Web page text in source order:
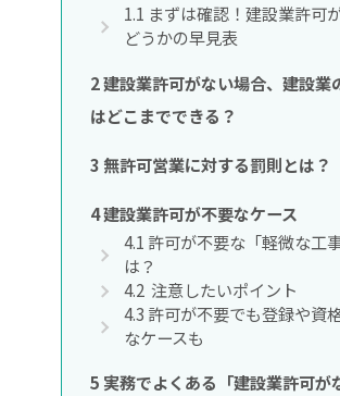
1.1 まずは確認！建設業許可
どうかの早見表
2建設業許可がない場合、建設業
はどこまでできる？
3 無許可営業に対する罰則とは？
4建設業許可が不要なケース
4.1 許可が不要な「軽微な工
は？
4.2注意したいポイント
4.3 許可が不要でも登録や資
なケースも
5 実務でよくある「建設業許可が